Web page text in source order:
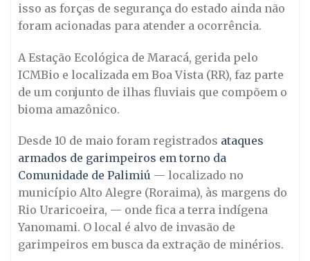
isso as forças de segurança do estado ainda não
foram acionadas para atender a ocorrência.
A Estação Ecológica de Maracá, gerida pelo
ICMBio e localizada em Boa Vista (RR), faz parte
de um conjunto de ilhas fluviais que compõem o
bioma amazônico.
Desde 10 de maio foram registrados ataques
armados de garimpeiros em torno da
Comunidade de Palimiú — localizado no
município Alto Alegre (Roraima), às margens do
Rio Uraricoeira, — onde fica a terra indígena
Yanomami. O local é alvo de invasão de
garimpeiros em busca da extração de minérios.